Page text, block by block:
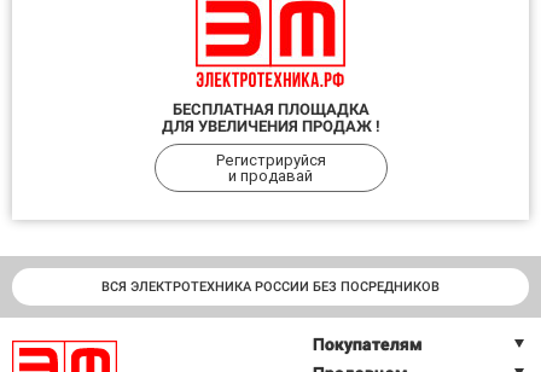
БЕСПЛАТНАЯ ПЛОЩАДКА
ДЛЯ УВЕЛИЧЕНИЯ ПРОДАЖ !
Регистрируйся
и продавай
ВСЯ ЭЛЕКТРОТЕХНИКА РОССИИ БЕЗ ПОСРЕДНИКОВ
Покупателям